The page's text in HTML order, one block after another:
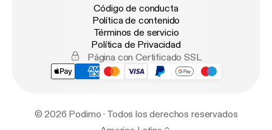
Código de conducta
Política de contenido
Términos de servicio
Política de Privacidad
Página con Certificado SSL
© 2026 Podimo · Todos los derechos reservados